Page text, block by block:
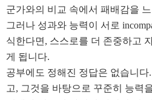
군가와의 비교 속에서 패배감을
그러나 성과와 능력이 서로
식한다면 , 스스로를 더 존중하고
게 됩니다.
공부에도 정해진 정답은 없습니다.
고, 그것을 바탕으로 꾸준히 능력